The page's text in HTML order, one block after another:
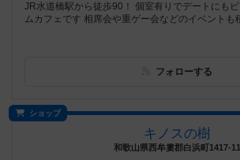
JR水道橋駅から徒歩90！ 個室有りでデートにも
ムカフェです 相席会や重ゲー会などのイベントも
フォローする
ショップ
キノスの樹
和歌山県西牟婁郡白浜町1417-11